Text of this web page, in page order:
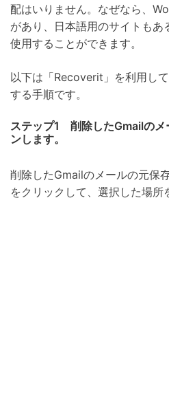
配はいりません。なぜなら、
があり、日本語用のサイトもあ
使用することができます。
以下は「Recoverit」を利用し
する手順です。
ステップ1 削除したGmailのメ
ンします。
削除したGmailのメールの元保
をクリックして、選択した場所